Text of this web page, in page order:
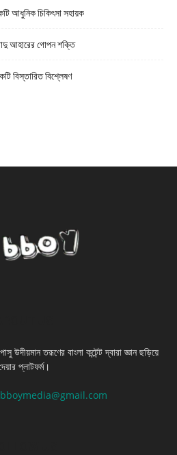
আধুনিক চিকিৎসা সহায়ক
আহারের গোপন শক্তি
বিস্তারিত বিশ্লেষণ
উদীয়মান তরূণের বাংলা কন্টেন্ট দ্বারা জ্ঞান ছড়িয়ে
প্লাটফর্ম।